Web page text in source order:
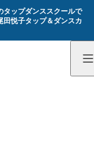
タップダンススクールで
田悦子タップ＆ダンスカ